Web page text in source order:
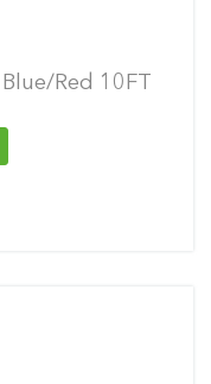
Red 10FT